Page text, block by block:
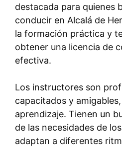
destacada para quienes
conducir en Alcalá de
la formación práctica y
obtener una licencia de
efectiva.
Los instructores son
capacitados y
aprendizaje. Tienen un
de las necesidades de
adaptan a diferentes